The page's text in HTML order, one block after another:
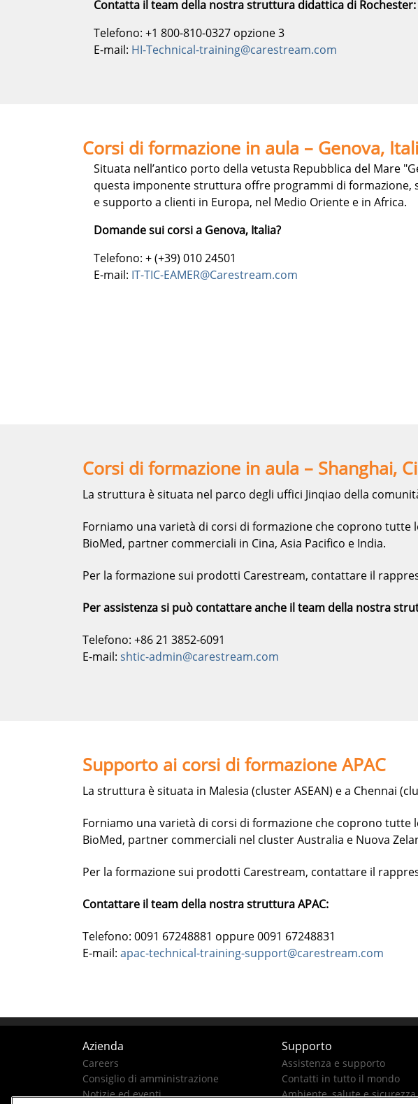
Contatta il team della nostra struttura didattica di Rochester:
Telefono: +1 800-810-0327 opzione 3
E-mail: HI-Technical-training@carestream.com
Corsi di formazione in aula – Genova,
Situata nell’antico porto della vetusta Repubblica del Mare
questa imponente struttura offre programmi di formazione,
e supporto a clienti in Europa, nel Medio Oriente e in Africa.
Domande sui corsi a Genova, Italia?
Telefono: + (+39) 010 24501
E-mail: IT-TIC-EAMER@Carestream.com
Corsi di formazione in aula – Shanghai,
La struttura è situata nel parco degli uffici Jinqiao della
Forniamo una varietà di corsi di formazione che coprono
BioMed, partner commerciali in Cina, Asia Pacifico e India.
Per la formazione sui prodotti Carestream, contattare il
Per assistenza si può contattare anche il team della nostra
Telefono: +86 21 3852-6091
E-mail: shtic-admin@carestream.com
Supporto ai corsi di formazione APAC
La struttura è situata in Malesia (cluster ASEAN) e a Chennai
Forniamo una varietà di corsi di formazione che coprono
BioMed, partner commerciali nel cluster Australia e Nuova
Per la formazione sui prodotti Carestream, contattare il
Contattare il team della nostra struttura APAC:
Telefono: 0091 67248881 oppure 0091 67248831
E-mail: apac-technical-training-support@carestream.com
Azienda
Careers
Consiglio di amministrazione
Notizie ed eventi
Supporto
Assistenza e supporto
Contatti in tutto il mondo
Ambiente, salute e sicurezza